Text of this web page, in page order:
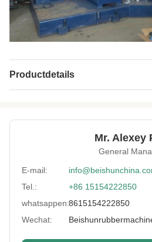
Productdetails
Roll Material: Gekoeld gietijzer
Rondom geboord
Basement
Material:
Lassen of gegoten
Lubrication Way: Automatisch
Mr. Alexey
General
E-mail:
Tel.:
+86 15154222850
whatsappen:8615154222850
Wechat: